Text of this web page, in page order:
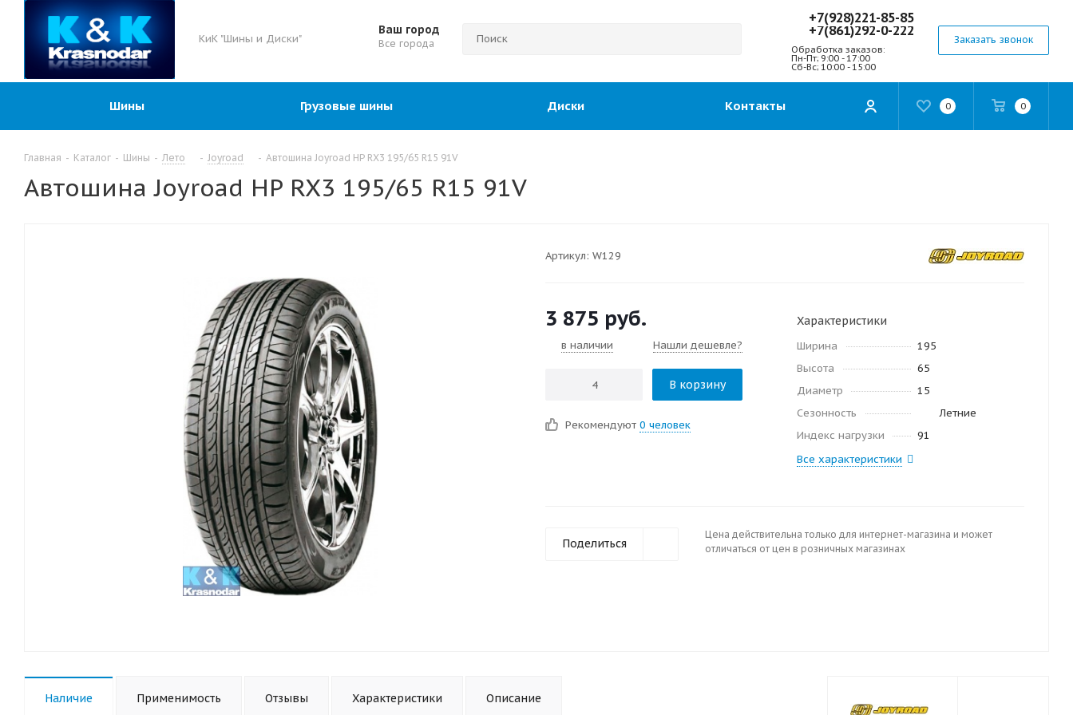
КиК "Шины и Диски"
Ваш город
Все города
+7(928)221-85-85
+7(861)292-0-222
Обработка заказов:
Пн-Пт; 9:00 - 17:00
Сб-Вс; 10:00 - 15:00
Заказать звонок
0 0
Шины Грузовые шины Диски Контакты
Главная - Каталог - Шины - Лето - Joyroad - Автошина Joyroad HP RX3 195/65 R15 91V
Автошина Joyroad HP RX3 195/65 R15 91V
Артикул: W129
3 875 руб.
в наличии Нашли дешевле?
В корзину
Рекомендуют 0 человек
Характеристики
Ширина
195
Высота
65
Диаметр
15
Сезонность
Летние
Индекс нагрузки
91
Все характеристики
Поделиться
Цена действительна только для интернет-магазина и может
отличаться от цен в розничных магазинах
Наличие Применимость Отзывы Характеристики Описание